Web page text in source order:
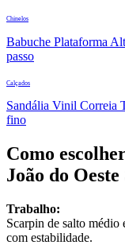
Chinelos
Babuche Plataforma
passo
Calçados
Sandália Vinil Correia
fino
Como
João do
Trabalho:
Scarpin de salto médio
com estabilidade.